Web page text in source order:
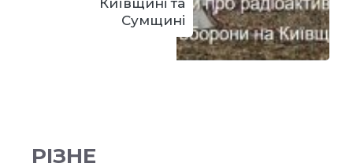
Київщині та
Сумщині
РІЗНЕ